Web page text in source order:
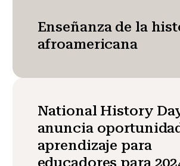
Enseñanza de la
afroamericana
National History
anuncia
aprendizaje para
educadores para